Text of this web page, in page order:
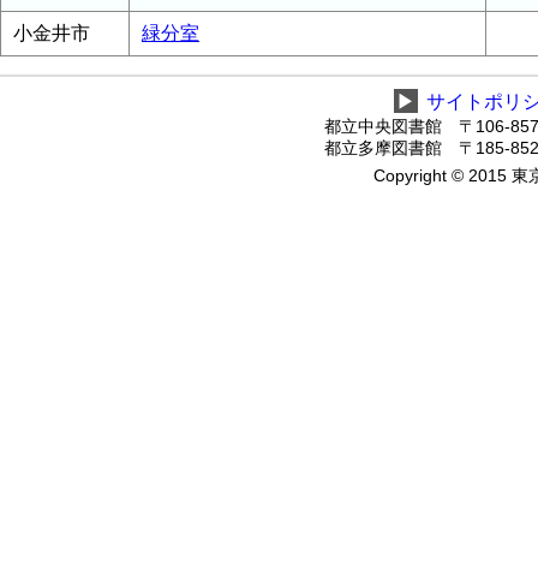
小金井市 緑分室
▶ サイトポリ
都立中央図書館 〒106-
都立多摩図書館 〒185-
Copyright © 2015 東